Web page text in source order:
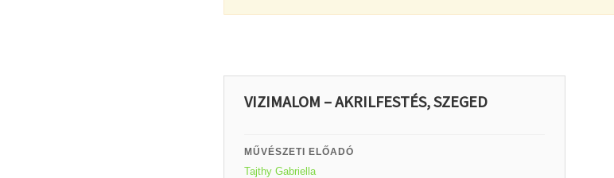
VIZIMALOM – AKRILFESTÉS, SZEGED
MŰVÉSZETI ELŐADÓ
Tajthy Gabriella